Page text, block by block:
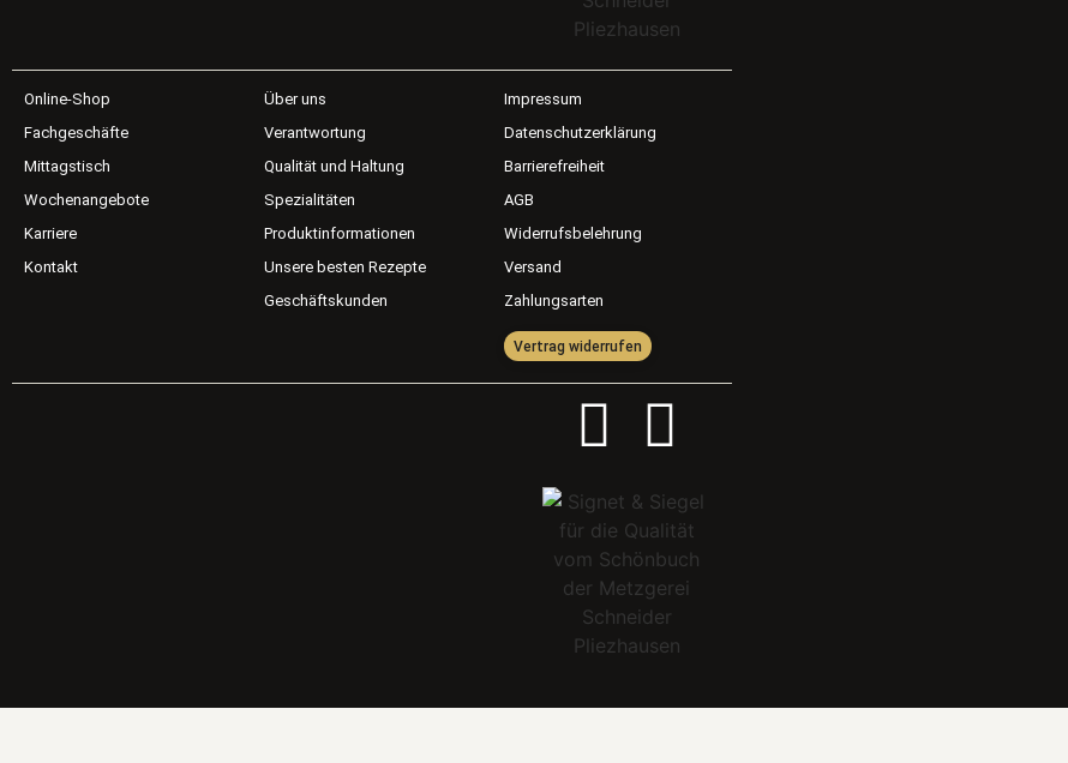
Online-Shop
Fachgeschäfte
Mittagstisch
Wochenangebote
Karriere
Kontakt
Über uns
Verantwortung
Qualität und Haltung
Spezialitäten
Produktinformationen
Unsere besten Rezepte
Geschäftskunden
Impressum
Datenschutzerklärung
Barrierefreiheit
AGB
Widerrufsbelehrung
Versand
Zahlungsarten
Vertrag widerrufen